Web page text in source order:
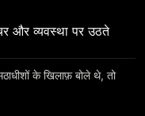
और व्यवस्था पर उठते
के खिलाफ़ बोले थे, तो